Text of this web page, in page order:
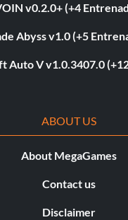
v0.2.0+ (+4
Abyss v1.0 (+5
Auto V v1.0.3407.0
ABOUT US
About MegaGames
Contact us
Disclaimer